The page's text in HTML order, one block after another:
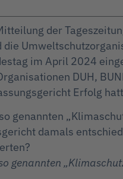
der
die
im April 2024
DUH,
Erfolg
genannten
damals
genannten